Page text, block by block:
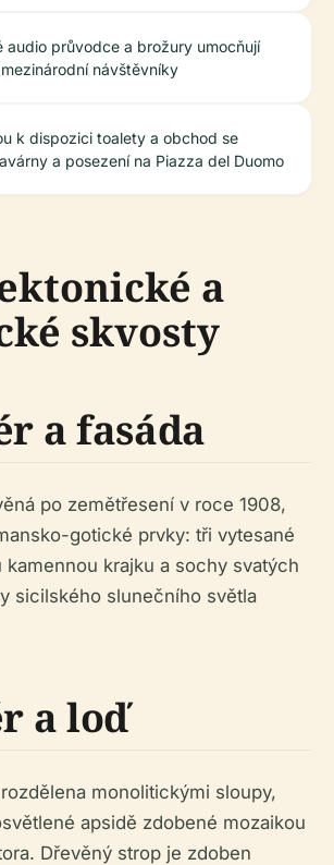
audio průvodce a brožury umocňují
návštěvníky
k dispozici toalety a obchod se
a posezení na Piazza del Duomo
a
skvosty
a fasáda
po zemětřesení v roce 1908,
gotické prvky: tři vytesané
kamennou krajku a sochy svatých
sicilského slunečního světla
a loď
monolitickými sloupy,
apsidě zdobené mozaikou
Dřevěný strop je zdoben